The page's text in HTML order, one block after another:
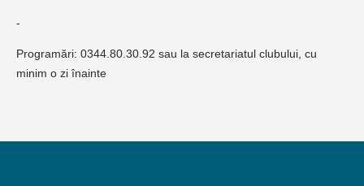
-
Programări: 0344.80.30.92 sau la secretariatul clubului, cu
minim o zi înainte